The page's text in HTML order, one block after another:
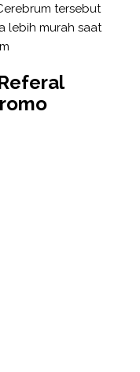
tersebut
lebih murah saat